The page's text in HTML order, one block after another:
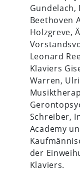
Beethoven
Holzgreve,
Leonard
Klaviers
Warren,
Schreiber,
Academy
der
Klaviers.